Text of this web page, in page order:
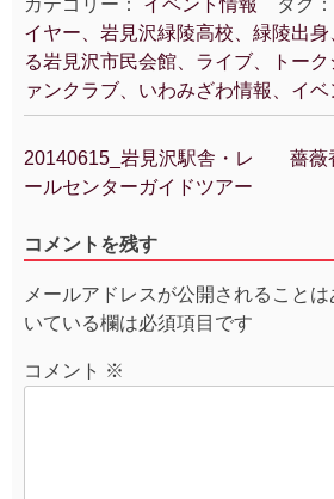
イヤー、岩見沢緑陵高校、緑陵出
る岩見沢市民会館、ライブ、トー
ァンクラブ、いわみざわ情報、イ
投
稿
ビ
ー
シ
ョ
ン
20140615_岩見沢駅舎・レ
ールセンターガイドツアー
薔薇
コメントを残す
メールアドレスが公開されることは
いている欄は必須項目です
コメント ※